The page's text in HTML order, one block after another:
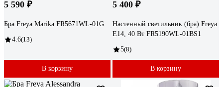
5 590 ₽
Бра Freya Marika FR5671WL-01G
4.6(13)
В корзину
5 400 ₽
Настенный светильник (бра) Freya
E14, 40 Вт FR5190WL-01BS1
5(8)
В корзину